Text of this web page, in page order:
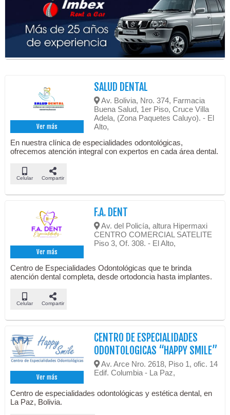
Ver más
SALUD DENTAL
Av. Bolivia, Nro. 374, Farmacia
Buena Salud, 1er Piso, Cruce Villa
Adela, (Zona Paquetes Caluyo). - El
Alto,
En nuestra clínica de especialidades odontológicas,
ofrecemos atención integral con expertos en cada área dental.
Celular Compartir
Ver más
F.A. DENT
Av. del Policía, altura Hipermaxi
CENTRO COMERCIAL SATELITE
Piso 3, Of. 308. - El Alto,
Centro de Especialidades Odontológicas que te brinda
atención dental completa, desde ortodoncia hasta implantes.
Celular Compartir
Ver más
CENTRO DE ESPECIALIDADES
ODONTOLOGICAS “HAPPY SMILE”
Av. Arce Nro. 2618, Piso 1, ofic. 14
Edif. Columbia - La Paz,
Centro de especialidades odontológicas y estética dental, en
La Paz, Bolivia.